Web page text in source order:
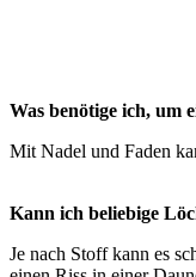
Was benötige ich, um
Mit Nadel und Faden
Kann ich beliebige
Je nach Stoff kann es